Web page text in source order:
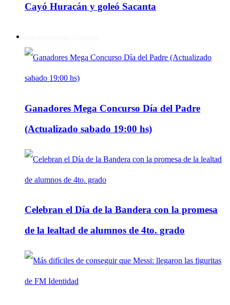
Cayó Huracán y goleó Sacanta
Ganadores Mega Concurso Día del Padre
(Actualizado sabado 19:00 hs)
Celebran el Día de la Bandera con la promesa
de la lealtad de alumnos de 4to. grado